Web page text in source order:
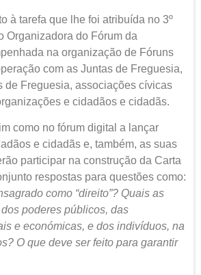
à tarefa que lhe foi atribuída no 3º
Organizadora do Fórum da
na organização de Fóruns
com as Juntas de Freguesia,
de Freguesia, associações cívicas
e cidadãos e cidadãs.
como no fórum digital a lançar
e cidadãs e, também, as suas
participar na construção da Carta
respostas para questões como:
como “direito”? Quais as
poderes públicos, das
e económicas, e dos indivíduos, na
O que deve ser feito para garantir